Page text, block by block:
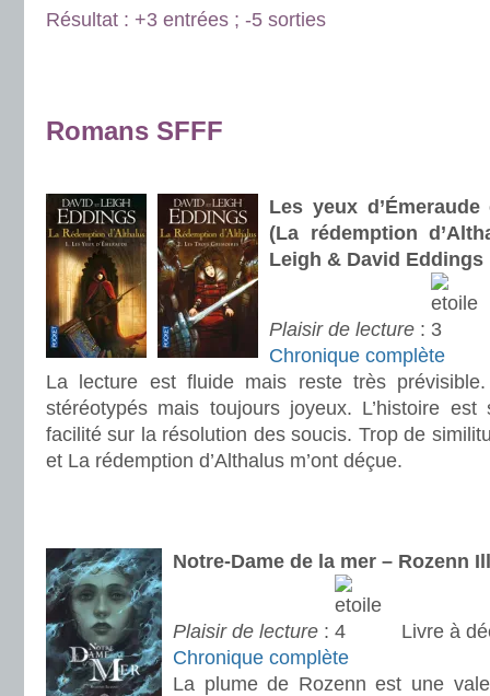
Résultat : +3 entrées ; -5 sorties
Romans SFFF
Les yeux
(La rédemption
Leigh & David Eddings
Plaisir de lecture :
Chronique complète
La lecture est fluide mais reste très
stéréotypés mais toujours joyeux. L’histoire
facilité sur la résolution des soucis. Trop de
et La rédemption d’Althalus m’ont déçue.
Notre-Dame de la mer – Rozenn
Plaisir de lecture :
Livre à
Chronique complète
La plume de Rozenn est une